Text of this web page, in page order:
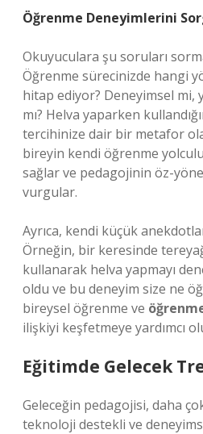
Öğrenme Deneyimlerini
Okuyuculara şu soruları
Öğrenme sürecinizde hangi
hitap ediyor? Deneyimsel mi,
mı? Helva yaparken
tercihinize dair bir metafor
bireyin kendi öğrenme
sağlar ve pedagojinin öz-
vurgular.
Ayrıca, kendi küçük
Örneğin, bir keresinde
kullanarak helva yapmayı
oldu ve bu deneyim size ne
bireysel öğrenme ve
ilişkiyi keşfetmeye yardımcı
Eğitimde Gelecek
Geleceğin pedagojisi, daha
teknoloji destekli ve